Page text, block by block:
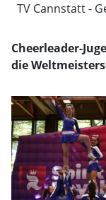
TV Cannstatt -
Cheerleader-
die